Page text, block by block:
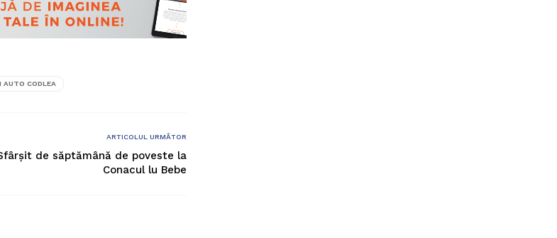
AUTO CODLEA
ARTICOLUL URMĂTOR
de săptămână de poveste la
Conacul lu Bebe